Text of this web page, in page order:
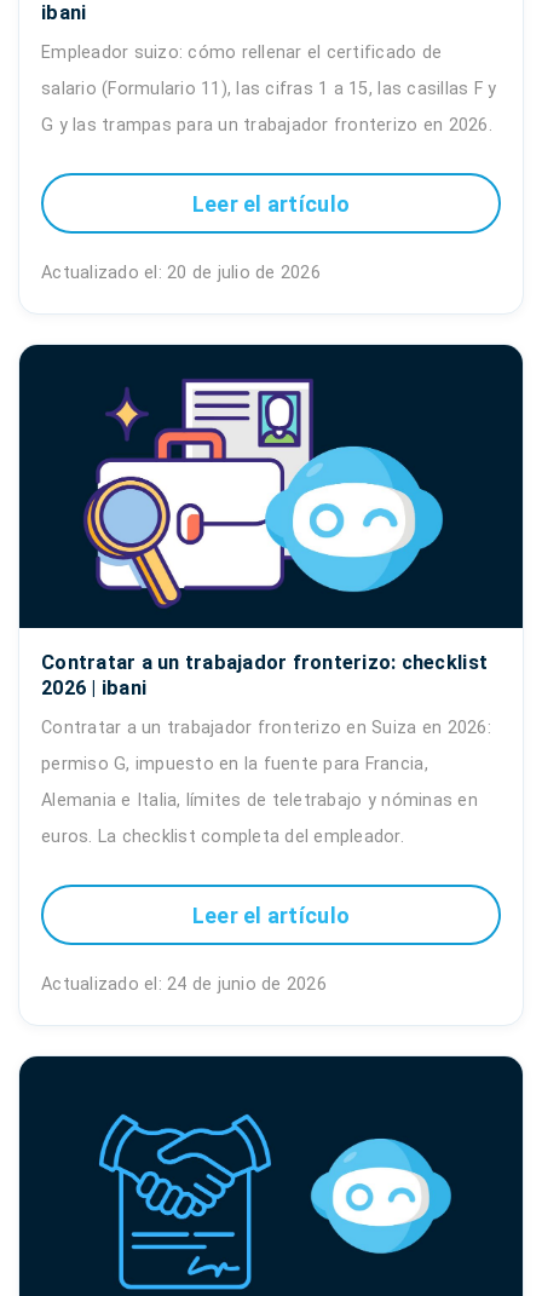
ibani
Empleador suizo: cómo rellenar el certificado de
salario (Formulario 11), las cifras 1 a 15, las casillas F y
G y las trampas para un trabajador fronterizo en 2026.
Leer el artículo
Actualizado el: 20 de julio de 2026
Contratar a un trabajador fronterizo: checklist
2026 | ibani
Contratar a un trabajador fronterizo en Suiza en 2026:
permiso G, impuesto en la fuente para Francia,
Alemania e Italia, límites de teletrabajo y nóminas en
euros. La checklist completa del empleador.
Leer el artículo
Actualizado el: 24 de junio de 2026